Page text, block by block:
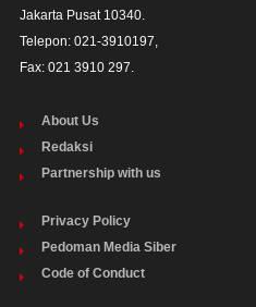
Jakarta Pusat 10340.
Telepon: 021-3910197,
Fax: 021 3910 297.
About Us
Redaksi
Partnership with us
Privacy Policy
Pedoman Media Siber
Code of Conduct